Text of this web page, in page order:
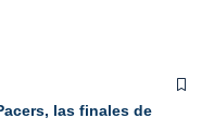
las finales de